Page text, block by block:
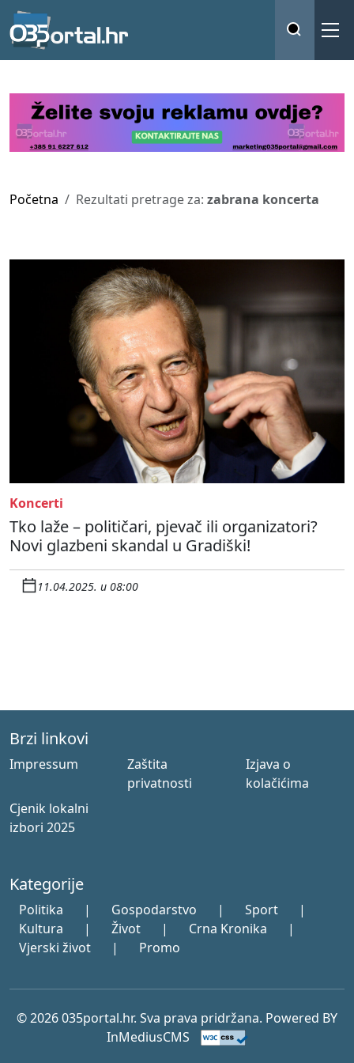
Početna Rezultati pretrage za: zabrana koncerta
Koncerti
Tko laže – političari, pjevač ili organizatori?
Novi glazbeni skandal u Gradiški!
11.04.2025. u 08:00
Brzi linkovi
Impressum
Zaštita
privatnosti
Izjava o
kolačićima
Cjenik lokalni
izbori 2025
Kategorije
Politika | Gospodarstvo | Sport
|
Kultura
| Život | Crna Kronika
|
Vjerski život
| Promo
© 2026 035portal.hr. Sva prava pridržana. Powered BY
InMediusCMS